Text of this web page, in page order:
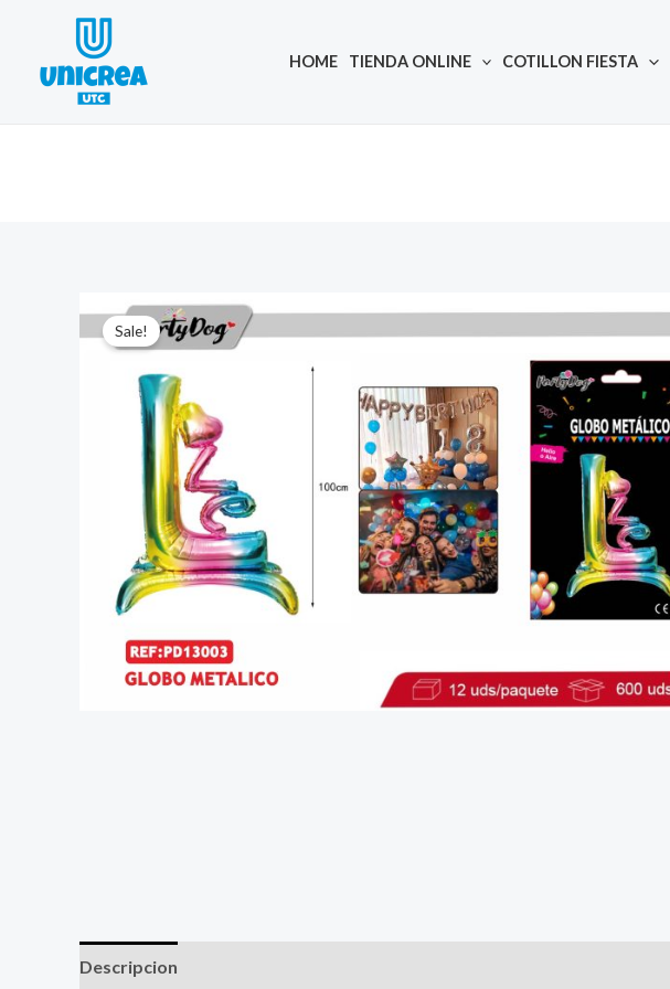
content
HOME TIENDA ONLINE COTILLON FIESTA
Sale!
Descripcion